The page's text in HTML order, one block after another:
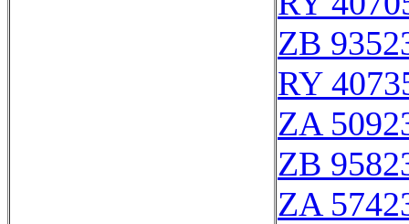
ZB
RY
ZA
ZB
ZA